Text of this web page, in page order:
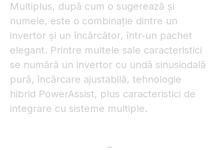
Multiplus, după cum o sugerează şi
numele, este o combinaţie dintre un
invertor şi un încărcător, într-un pachet
elegant. Printre multele sale caracteristici
se numără un invertor cu undă sinusiodală
pură, încărcare ajustabilă, tehnologie
hibrid PowerAssist, plus caracteristici de
integrare cu sisteme multiple.